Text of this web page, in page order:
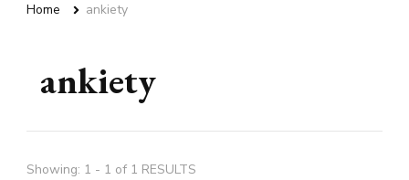
Home ankiety
ankiety
Showing: 1 - 1 of 1 RESULTS